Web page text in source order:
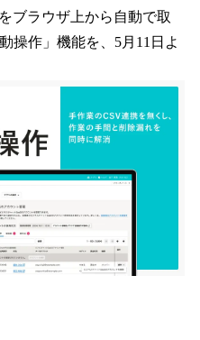
ブラウザ上から自動で取
操作」機能を、5月11日よ